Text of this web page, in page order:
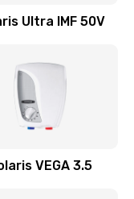
Ultra IMF 50V
VEGA 3.5